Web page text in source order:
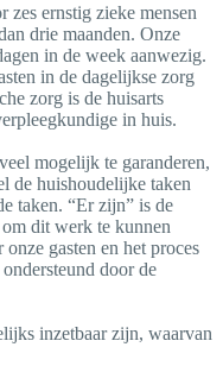
zes ernstig zieke mensen
drie maanden. Onze
in de week aanwezig.
in de dagelijkse zorg
zorg is de huisarts
in huis.
mogelijk te garanderen,
de huishoudelijke taken
taken. “Er zijn” is de
dit werk te kunnen
gasten en het proces
door de
inzetbaar zijn, waarvan